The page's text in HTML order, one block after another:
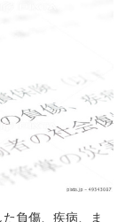
負傷、疾病、ま